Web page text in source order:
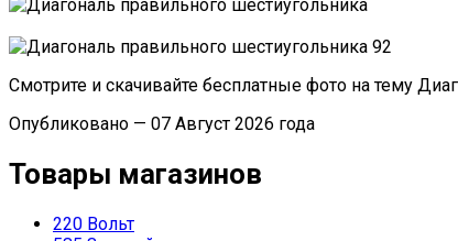
Смотрите и скачивайте бесплатные фото на тему
Опубликовано — 07 Август 2026 года
Товары магазинов
220 Вольт